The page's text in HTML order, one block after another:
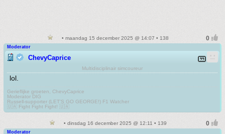
• maandag 15 december 2025 @ 14:07 • 138
Moderator
ChevyCaprice
Multidisciplinair simcoureur
lol.
Gerieflijke groeten, ChevyCaprice
Moderator DIG
Russell-supporter (LET'S GO GEORGE!) F1 Watcher
🇺🇦 Fight Fight Fight! 🇺🇦
• dinsdag 16 december 2025 @ 12:11 • 139
Moderator